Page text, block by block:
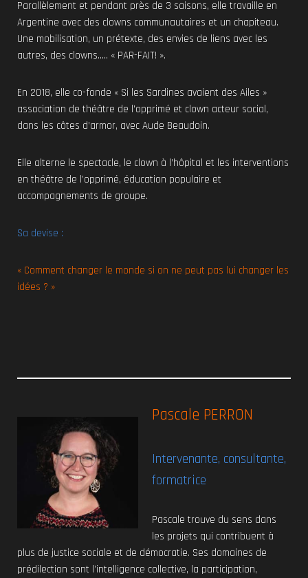
Parallèlement et pendant près de 3 saisons, elle travaille en
Argentine avec des clowns communautaires et un chapiteau.
Une mobilisation, un prétexte, des envies de liens avec les
autres, des clowns….. « PAR-FAIT! ».
En 2018, elle co-fonde « Si les Sardines avaient des Ailes »
association de théâtre de l’opprimé et clown acteur social,
dans les côtes d’armor, avec Aude Beaudoin.
Elle alterne le spectacle, le clown à l’hôpital et les interventions
en théâtre de l’opprimé, éducation populaire et
accompagnements de groupe.
Sa devise :
« Comment changer le monde si on ne peut pas lui changer les
idées ? »
Pascale PERRON
Intervenante, consultante,
formatrice
Pascale trouve du sens dans
les projets qui contribuent à
plus de justice sociale et de démocratie. Ses domaines de
prédilection sont l’intelligence collective, la participation,